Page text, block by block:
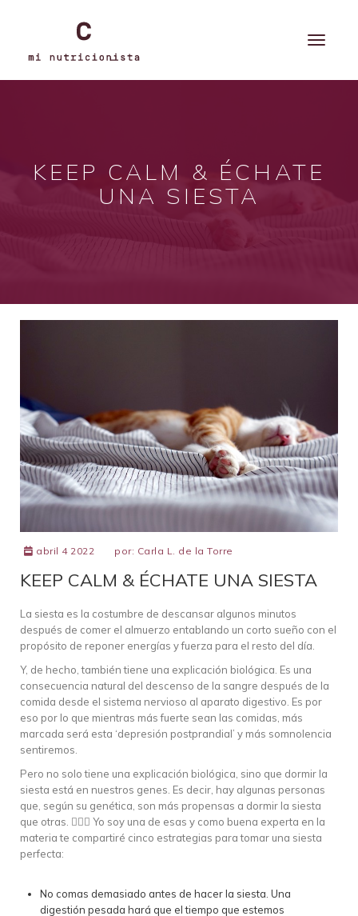
KEEP CALM & ÉCHATE
UNA SIESTA
abril 4 2022 por: Carla L. de la Torre
KEEP CALM & ÉCHATE UNA SIESTA
La siesta es la costumbre de descansar algunos minutos
después de comer el almuerzo entablando un corto sueño con el
propósito de reponer energías y fuerza para el resto del día.
Y, de hecho, también tiene una explicación biológica. Es una
consecuencia natural del descenso de la sangre después de la
comida desde el sistema nervioso al aparato digestivo. Es por
eso por lo que mientras más fuerte sean las comidas, más
marcada será esta ‘depresión postprandial’ y más somnolencia
sentiremos.
Pero no solo tiene una explicación biológica, sino que dormir la
siesta está en nuestros genes. Es decir, hay algunas personas
que, según su genética, son más propensas a dormir la siesta
que otras. 🙋🏻‍♀️ Yo soy una de esas y como buena experta en la
materia te compartiré cinco estrategias para tomar una siesta
perfecta:
No comas demasiado antes de hacer la siesta. Una
digestión pesada hará que el tiempo que estemos